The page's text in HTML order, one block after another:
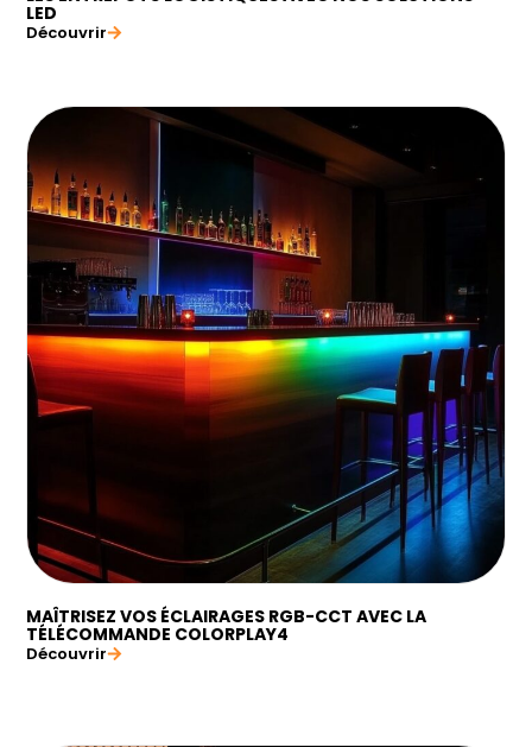
LED
Découvrir
MAÎTRISEZ VOS ÉCLAIRAGES RGB-CCT AVEC LA
TÉLÉCOMMANDE COLORPLAY4
Découvrir